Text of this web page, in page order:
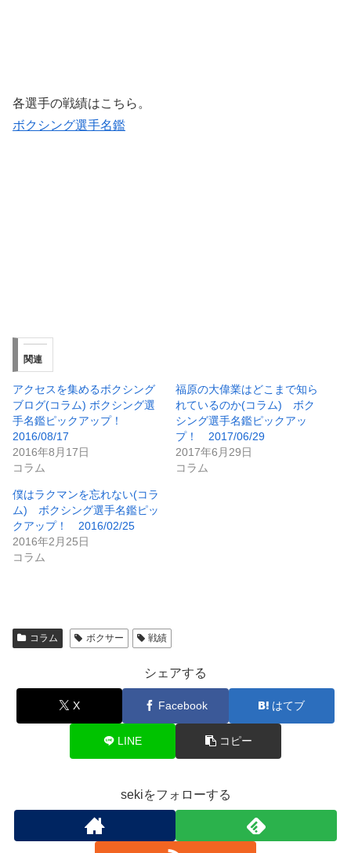
各選手の戦績はこちら。
ボクシング選手名鑑
関連
アクセスを集めるボクシング
ブログ(コラム) ボクシング選
手名鑑ピックアップ！
2016/08/17
2016年8月17日
コラム
福原の大偉業はどこまで知ら
れているのか(コラム) ボク
シング選手名鑑ピックアッ
プ！ 2017/06/29
2017年6月29日
コラム
僕はラクマンを忘れない(コラ
ム) ボクシング選手名鑑ピッ
クアップ！ 2016/02/25
2016年2月25日
コラム
コラム ボクサー 戦績
シェアする
X Facebook はてブ
LINE コピー
sekiをフォローする